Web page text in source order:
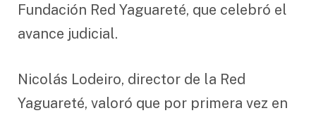
Fundación Red Yaguareté, que celebró el
avance judicial.
Nicolás Lodeiro, director de la Red
Yaguareté, valoró que por primera vez en